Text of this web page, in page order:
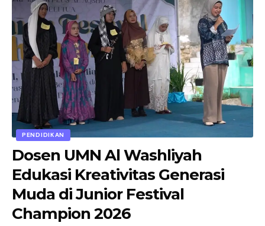
PENDIDIKAN
Dosen UMN Al Washliyah
Edukasi Kreativitas Generasi
Muda di Junior Festival
Champion 2026